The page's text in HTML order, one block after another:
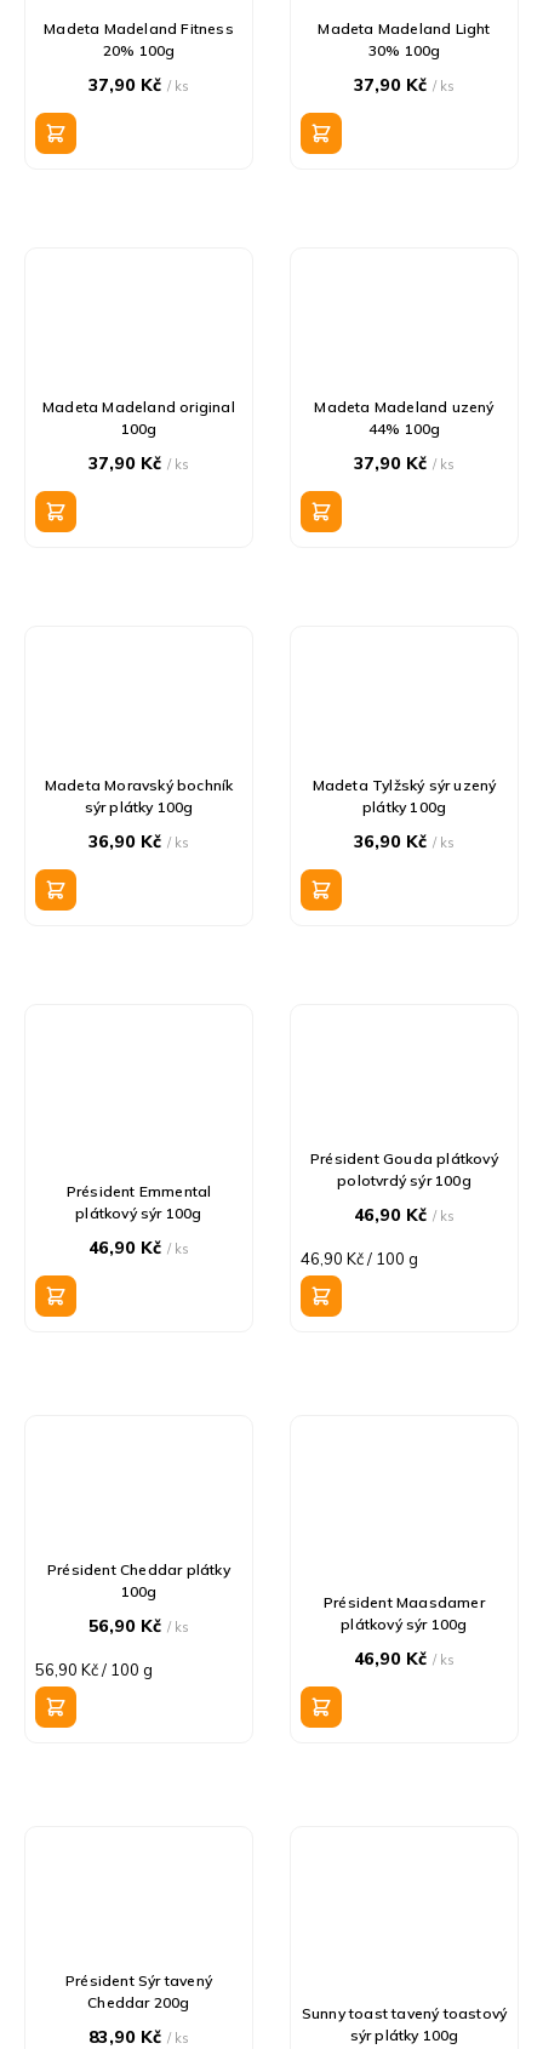
Madeta Madeland Fitness
20% 100g
37,90 Kč/ ks
Madeta Madeland Light
30% 100g
37,90 Kč/ ks
Madeta Madeland original
100g
37,90 Kč/ ks
Madeta Madeland uzený
44% 100g
37,90 Kč/ ks
Madeta Moravský bochník
sýr plátky 100g
36,90 Kč/ ks
Madeta Tylžský sýr uzený
plátky 100g
36,90 Kč/ ks
Président Emmental
plátkový sýr 100g
46,90 Kč/ ks
Président Gouda plátkový
polotvrdý sýr 100g
46,90 Kč/ ks
Měrná
cena:
46,90 Kč / 100 g
Président Cheddar plátky
100g
56,90 Kč/ ks
Měrná
cena:
56,90 Kč / 100 g
Président Maasdamer
plátkový sýr 100g
46,90 Kč/ ks
Président Sýr tavený
Cheddar 200g
83,90 Kč/ ks
Sunny toast tavený toastový
sýr plátky 100g